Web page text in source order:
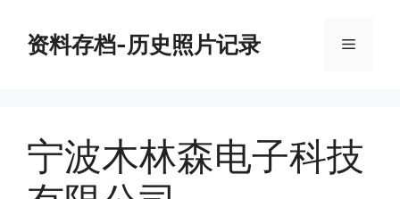
资料存档-历史照片记录 菜
宁波木林森电子科技